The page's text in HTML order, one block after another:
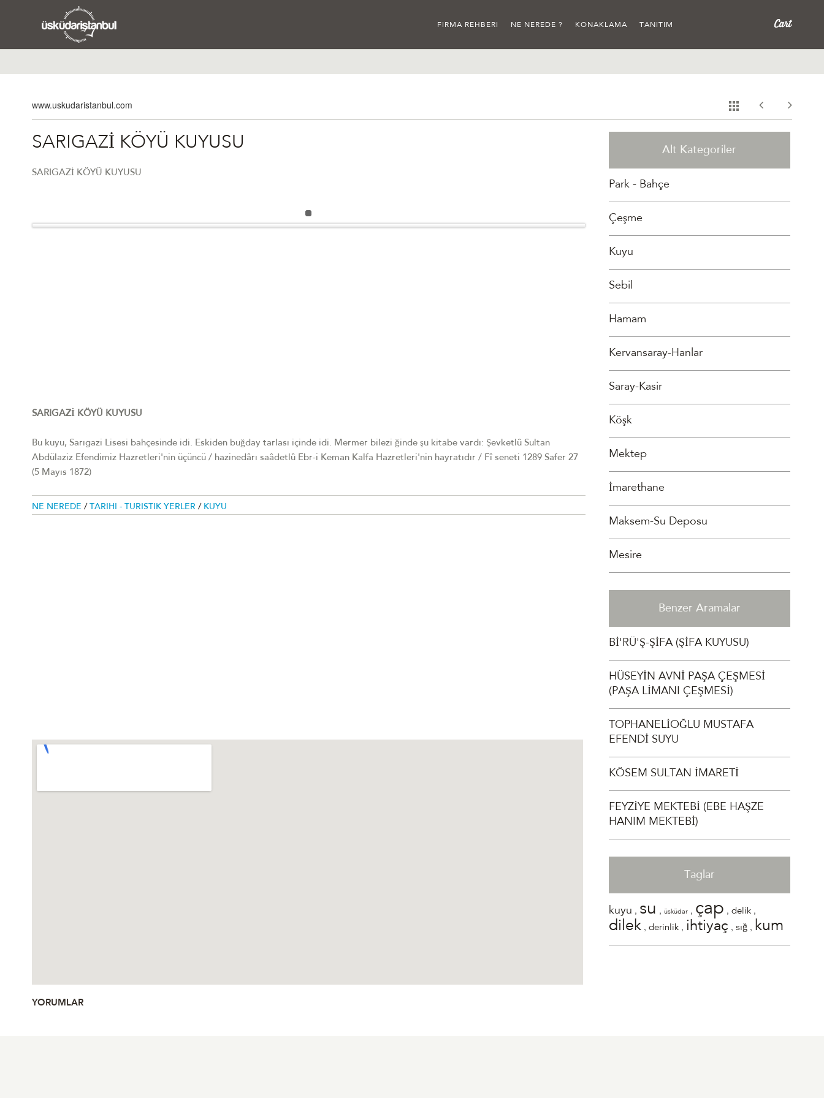
FIRMA REHBERI NE NEREDE ? KONAKLAMA TANITIM
www.uskudaristanbul.com
SARIGAZİ KÖYÜ KUYUSU
SARIGAZİ KÖYÜ KUYUSU
SARIGAZİ KÖYÜ KUYUSU
Bu kuyu, Sarıgazi Lisesi bahçesinde idi. Eskiden buğday tarlası içinde idi. Mermer bilezi ğinde şu kitabe vardı: Şevketlû Sultan
Abdülaziz Efendimiz Hazretleri'nin üçüncü / hazinedârı saâdetlû Ebr-i Keman Kalfa Hazretleri'nin hayratıdır / Fî seneti 1289 Safer 27
(5 Mayıs 1872)
NE NEREDE / TARIHI - TURISTIK YERLER / KUYU
YORUMLAR
Alt Kategoriler
Park - Bahçe
Çeşme
Kuyu
Sebil
Hamam
Kervansaray-Hanlar
Saray-Kasir
Köşk
Mektep
İmarethane
Maksem-Su Deposu
Mesire
Benzer Aramalar
Bİ'RÜ'Ş-ŞİFA (ŞİFA KUYUSU)
HÜSEYİN AVNİ PAŞA ÇEŞMESİ
(PAŞA LİMANI ÇEŞMESİ)
TOPHANELİOĞLU MUSTAFA
EFENDİ SUYU
KÖSEM SULTAN İMARETİ
FEYZİYE MEKTEBİ (EBE HAŞZE
HANIM MEKTEBİ)
Taglar
kuyu , su ,üsküdar , çap ,delik ,
dilek ,derinlik , ihtiyaç ,sığ , kum